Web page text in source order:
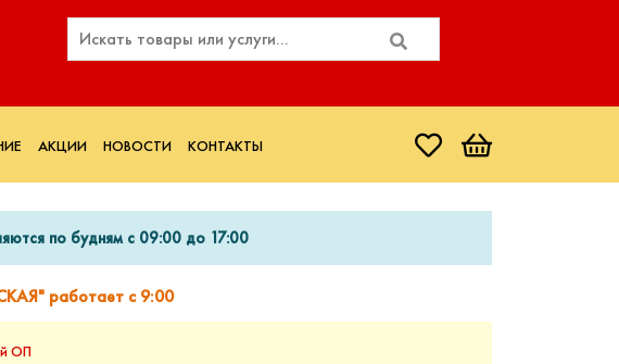
АКЦИИ НОВОСТИ КОНТАКТЫ
по будням с 09:00 до 17:00
работает с 9:00
ОП